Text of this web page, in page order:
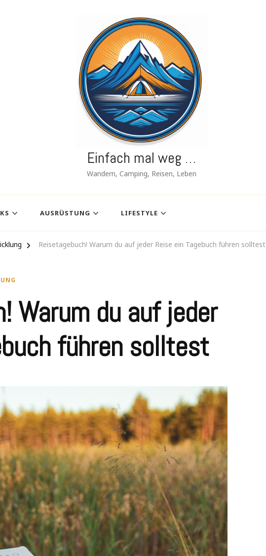
Einfach mal weg …
Wandern, Camping, Reisen, Leben
AUSRÜSTUNG LIFESTYLE
Reisetagebuch! Warum du auf jeder Reise ein Tagebuch führen solltest
Warum du auf jeder
führen solltest